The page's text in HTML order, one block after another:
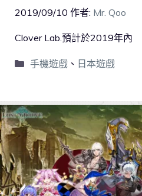
2019/09/10 作者: Mr. Qoo
Clover Lab.預計於2019年內
手機遊戲、 日本遊戲